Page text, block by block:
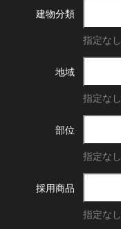
建物分類
指定なし
地域
指定なし
部位
指定なし
採用商品
指定なし